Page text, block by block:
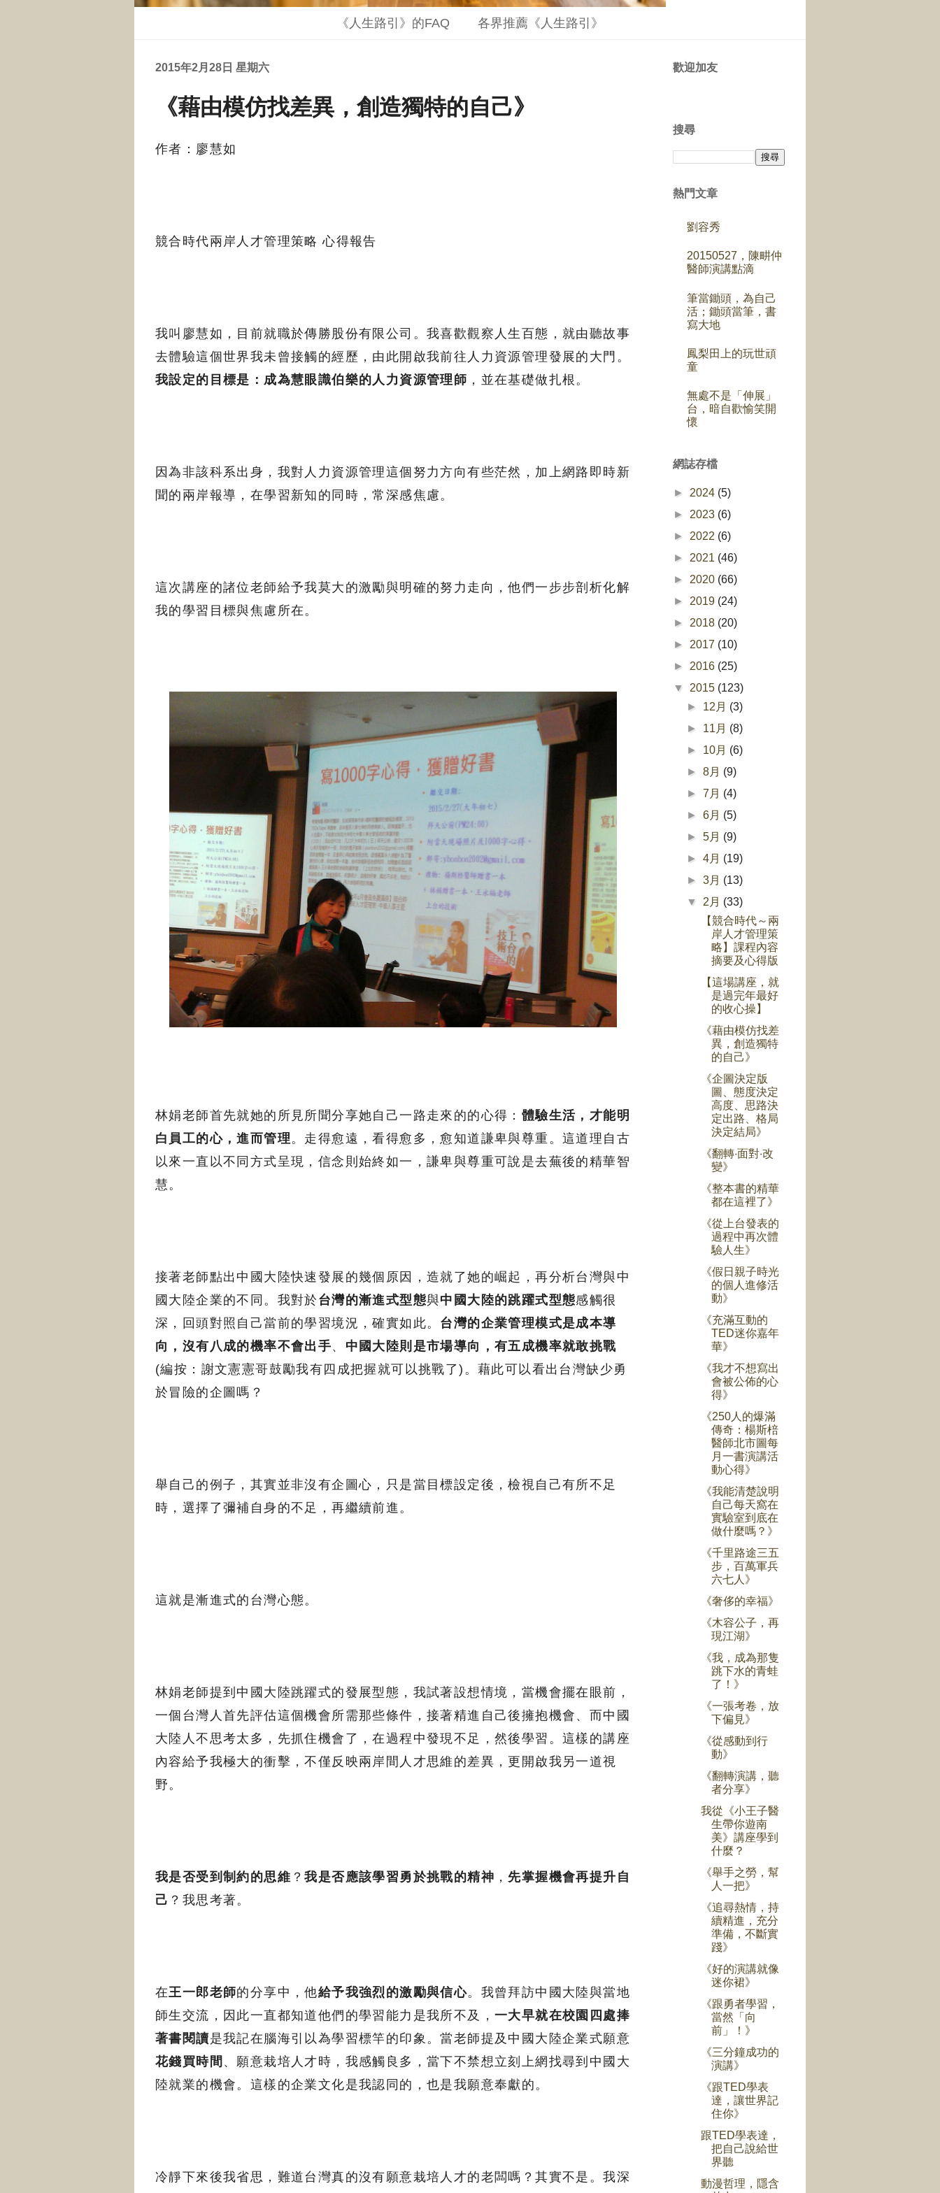
《人生路引》的FAQ 各界推薦《人生路引》
2015年2月28日 星期六
《藉由模仿找差異，創造獨特的自己》
作者：廖慧如
競合時代兩岸人才管理策略 心得報告
我叫廖慧如，目前就職於傳勝股份有限公司。我喜歡觀察人生百態，就由聽故事
去體驗這個世界我未曾接觸的經歷，由此開啟我前往人力資源管理發展的大門。
我設定的目標是：成為慧眼識伯樂的人力資源管理師 ，並在基礎做扎根。
因為非該科系出身，我對人力資源管理這個努力方向有些茫然，加上網路即時新
聞的兩岸報導，在學習新知的同時，常深感焦慮。
這次講座的諸位老師給予我莫大的激勵與明確的努力走向，他們一步步剖析化解
我的學習目標與焦慮所在。
林娟老師首先就她的所見所聞分享她自己一路走來的的心得： 體驗生活，才能明
白員工的心，進而管理。走得愈遠，看得愈多，愈知道謙卑與尊重。這道理自古
以來一直以不同方式呈現，信念則始終如一，謙卑與尊重可說是去蕪後的精華智
慧。
接著老師點出中國大陸快速發展的幾個原因，造就了她的崛起，再分析台灣與中
國大陸企業的不同。我對於台灣的漸進式型態與中國大陸的跳躍式型態感觸很
深，回頭對照自己當前的學習境況，確實如此。 台灣的企業管理模式是成本導
向，沒有八成的機率不會出手、 中國大陸則是市場導向，有五成機率就敢挑戰
(編按：謝文憲憲哥鼓勵我有四成把握就可以挑戰了)。藉此可以看出台灣缺少勇
於冒險的企圖嗎？
舉自己的例子，其實並非沒有企圖心，只是當目標設定後，檢視自己有所不足
時，選擇了彌補自身的不足，再繼續前進。
這就是漸進式的台灣心態。
林娟老師提到中國大陸跳躍式的發展型態，我試著設想情境，當機會擺在眼前，
一個台灣人首先評估這個機會所需那些條件，接著精進自己後擁抱機會、而中國
大陸人不思考太多，先抓住機會了，在過程中發現不足，然後學習。這樣的講座
內容給予我極大的衝擊，不僅反映兩岸間人才思維的差異，更開啟我另一道視
野。
我是否受到制約的思維 ？我是否應該學習勇於挑戰的精神 ， 先掌握機會再提升自
己 ？我思考著。
在王一郎老師的分享中，他給予我強烈的激勵與信心。我曾拜訪中國大陸與當地
師生交流，因此一直都知道他們的學習能力是我所不及， 一大早就在校園四處捧
著書閱讀是我記在腦海引以為學習標竿的印象。當老師提及中國大陸企業式願意
花錢買時間 、願意栽培人才時，我感觸良多，當下不禁想立刻上網找尋到中國大
陸就業的機會。這樣的企業文化是我認同的，也是我願意奉獻的。
冷靜下來後我省思，難道台灣真的沒有願意栽培人才的老闆嗎？其實不是。我深
歡迎加友
搜尋
熱門文章
劉容秀
20150527，陳畊仲
醫師演講點滴
筆當鋤頭，為自己
活；鋤頭當筆，書
寫大地
鳳梨田上的玩世頑
童
無處不是「伸展」
台，暗自歡愉笑開
懷
網誌存檔
► 2024 (5)
► 2023 (6)
► 2022 (6)
► 2021 (46)
► 2020 (66)
► 2019 (24)
► 2018 (20)
► 2017 (10)
► 2016 (25)
▼ 2015 (123)
► 12月 (3)
► 11月 (8)
► 10月 (6)
►8月 (9)
► 7月 (4)
►6月 (5)
►5月 (9)
►4月 (19)
►3月 (13)
▼2月 (33)
【競合時代～兩
岸人才管理策
略】課程內容
摘要及心得版
【這場講座，就
是過完年最好
的收心操】
《藉由模仿找差
異，創造獨特
的自己》
《企圖決定版
圖、態度決定
高度、思路決
定出路、格局
決定結局》
《翻轉‧面對‧改
變》
《整本書的精華
都在這裡了》
《從上台發表的
過程中再次體
驗人生》
《假日親子時光
的個人進修活
動》
《充滿互動的
TED迷你嘉年
華》
《我才不想寫出
會被公佈的心
得》
《250人的爆滿
傳奇：楊斯棓
醫師北市圖每
月一書演講活
動心得》
《我能清楚說明
自己每天窩在
實驗室到底在
做什麼嗎？》
《千里路途三五
步，百萬軍兵
六七人》
《奢侈的幸福》
《木容公子，再
現江湖》
《我，成為那隻
跳下水的青蛙
了！》
《一張考卷，放
下偏見》
《從感動到行
動》
《翻轉演講，聽
者分享》
我從《小王子醫
生帶你遊南
美》講座學到
什麼？
《舉手之勞，幫
人一把》
《追尋熱情，持
續精進，充分
準備，不斷實
踐》
《好的演講就像
迷你裙》
《跟勇者學習，
當然「向
前」！》
《三分鐘成功的
演講》
《跟TED學表
達，讓世界記
住你》
跟TED學表達，
把自己說給世
界聽
動漫哲理，隱含